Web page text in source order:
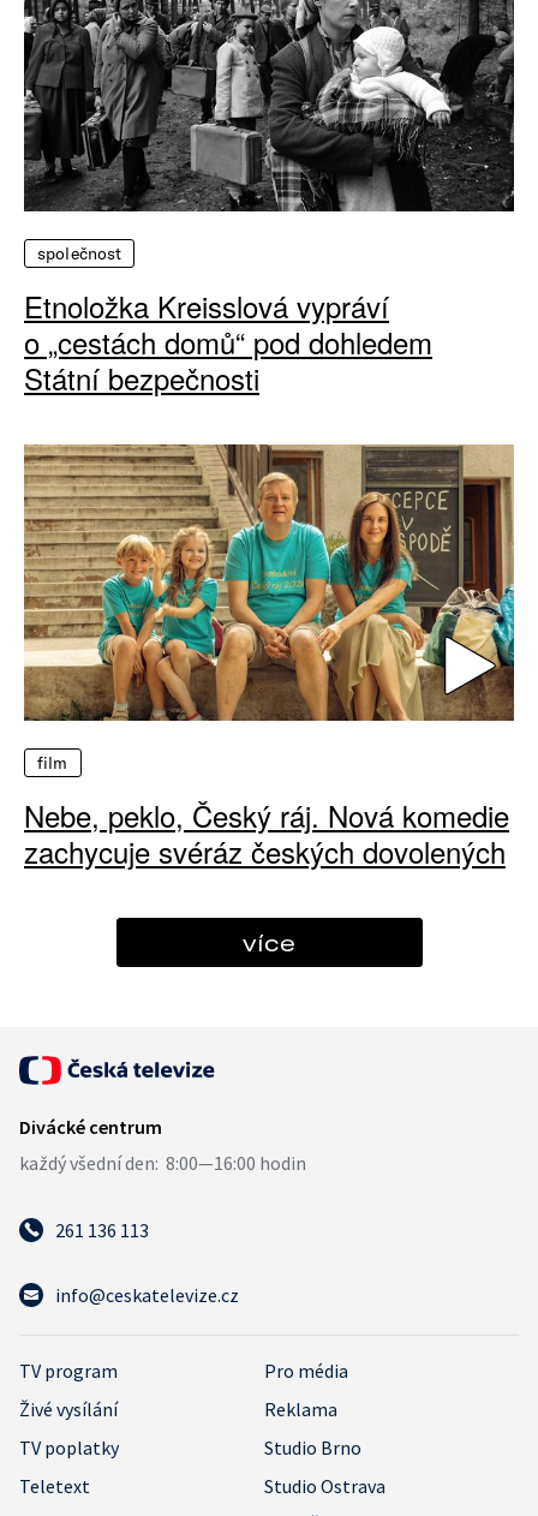
společnost
Etnoložka Kreisslová vypráví
o „cestách domů“ pod dohledem
Státní bezpečnosti
film
Nebe, peklo, Český ráj. Nová komedie
zachycuje svéráz českých dovolených
více
261 136 113
info@ceskatelevize.cz
TV program
Pro média
Živé vysílání
Reklama
TV poplatky
Studio Brno
Teletext
Studio Ostrava